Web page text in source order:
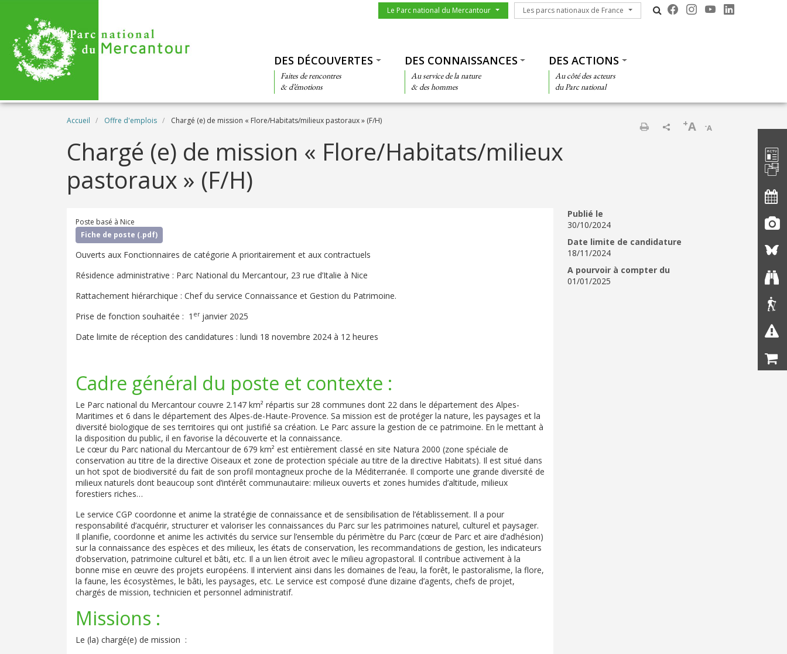
Menu du parc
Le Parc national du Mercantour Les parcs nationaux de France
Les parcs nationaux de France
DES DÉCOUVERTES
Faites de rencontres
& d’émotions
DES CONNAISSANCES
Au service de la nature
& des hommes
DES ACTIONS
Au côté des acteurs
du Parc national
Fil d'Ariane
Accueil Offre d'emplois Chargé (e) de mission « Flore/Habitats/milieux pastoraux » (F/H)
-A
+A
Chargé (e) de mission « Flore/Habitats/milieux
pastoraux » (F/H)
Poste basé à Nice
Fiche de poste (.pdf)
Ouverts aux Fonctionnaires de catégorie A prioritairement et aux contractuels
Résidence administrative : Parc National du Mercantour, 23 rue d’Italie à Nice
Rattachement hiérarchique : Chef du service Connaissance et Gestion du Patrimoine.
Prise de fonction souhaitée : 1 erjanvier 2025
Date limite de réception des candidatures : lundi 18 novembre 2024 à 12 heures
Cadre général du poste et contexte :
Le Parc national du Mercantour couvre 2.147 km² répartis sur 28 communes dont 22 dans le département des Alpes-
Maritimes et 6 dans le département des Alpes-de-Haute-Provence. Sa mission est de protéger la nature, les paysages et la
diversité biologique de ses territoires qui ont justifié sa création. Le Parc assure la gestion de ce patrimoine. En le mettant à
la disposition du public, il en favorise la découverte et la connaissance.
Le cœur du Parc national du Mercantour de 679 km² est entièrement classé en site Natura 2000 (zone spéciale de
conservation au titre de la directive Oiseaux et zone de protection spéciale au titre de la directive Habitats). Il est situé dans
un hot spot de biodiversité du fait de son profil montagneux proche de la Méditerranée. Il comporte une grande diversité de
milieux naturels dont beaucoup sont d’intérêt communautaire: milieux ouverts et zones humides d’altitude, milieux
forestiers riches…
Le service CGP coordonne et anime la stratégie de connaissance et de sensibilisation de l’établissement. Il a pour
responsabilité d’acquérir, structurer et valoriser les connaissances du Parc sur les patrimoines naturel, culturel et paysager.
Il planifie, coordonne et anime les activités du service sur l’ensemble du périmètre du Parc (cœur de Parc et aire d’adhésion)
sur la connaissance des espèces et des milieux, les états de conservation, les recommandations de gestion, les indicateurs
d’observation, patrimoine culturel et bâti, etc. Il a un lien étroit avec le milieu agropastoral. Il contribue activement à la
bonne mise en œuvre des projets européens. Il intervient ainsi dans les domaines de l’eau, la forêt, le pastoralisme, la flore,
la faune, les écosystèmes, le bâti, les paysages, etc. Le service est composé d’une dizaine d’agents, chefs de projet,
chargés de mission, technicien et personnel administratif.
Missions :
Le (la) chargé(e) de mission :
Publié le
30/10/2024
Date limite de candidature
18/11/2024
A pourvoir à compter du
01/01/2025